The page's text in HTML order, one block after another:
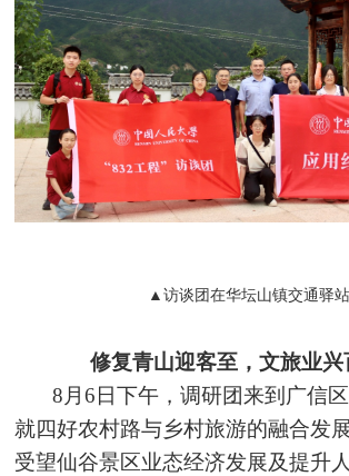
▲访谈团在华坛山镇交通驿站
修复青山迎客至，文旅业兴
8月6日下午，调研团来到广信
就四好农村路与乡村旅游的融合发
受望仙谷景区业态经济发展及提升